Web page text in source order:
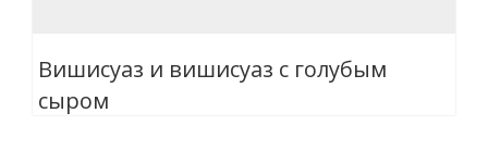
Вишисуаз и вишисуаз с голубым
сыром